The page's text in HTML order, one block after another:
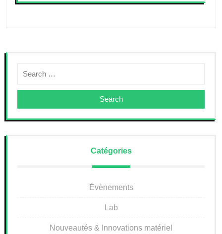
Search
Catégories
Évènements
Lab
Nouveautés & Innovations matériel